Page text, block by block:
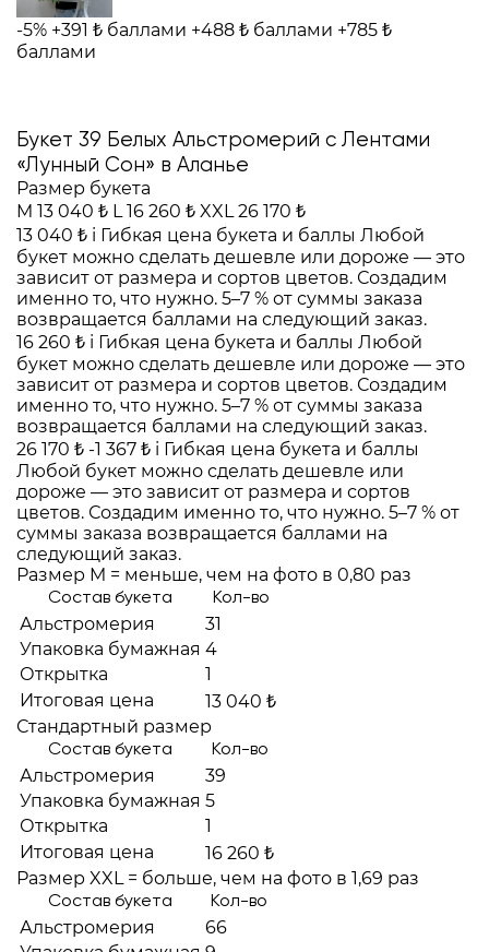
-5% +391 ₺ баллами +488 ₺ баллами +785 ₺
баллами
Букет 39 Белых Альстромерий с Лентами
«Лунный Сон» в Аланье
Размер букета
M 13 040 ₺ L 16 260 ₺ XXL 26 170 ₺
13 040 ₺ i Гибкая цена букета и баллы Любой
букет можно сделать дешевле или дороже — это
зависит от размера и сортов цветов. Создадим
именно то, что нужно. 5–7 % от суммы заказа
возвращается баллами на следующий заказ.
16 260 ₺ i Гибкая цена букета и баллы Любой
букет можно сделать дешевле или дороже — это
зависит от размера и сортов цветов. Создадим
именно то, что нужно. 5–7 % от суммы заказа
возвращается баллами на следующий заказ.
26 170 ₺ -1 367 ₺ i Гибкая цена букета и баллы
Любой букет можно сделать дешевле или
дороже — это зависит от размера и сортов
цветов. Создадим именно то, что нужно. 5–7 % от
суммы заказа возвращается баллами на
следующий заказ.
Размер M = меньше, чем на фото в 0,80 раз
Состав букета Кол-во
Альстромерия
31
Упаковка бумажная 4
Открытка
1
Итоговая цена
13 040 ₺
Стандартный размер
Состав букета Кол-во
Альстромерия
39
Упаковка бумажная 5
Открытка
1
Итоговая цена
16 260 ₺
Размер XXL = больше, чем на фото в 1,69 раз
Состав букета Кол-во
Альстромерия
66